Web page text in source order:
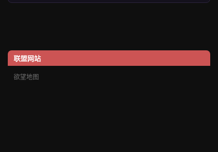
联盟网站
欲望地图